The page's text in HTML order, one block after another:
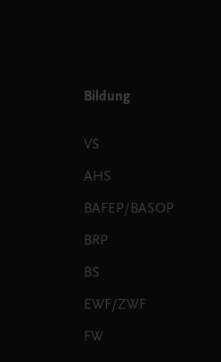
Bildung
VS
AHS
BAFEP/BASOP
BRP
BS
EWF/ZWF
FW